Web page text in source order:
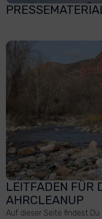
LEITFADEN FÜR
AHRCLEANUP
Auf dieser Seite findest